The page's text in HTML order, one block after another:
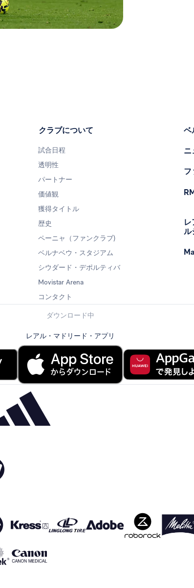
クラブについて
試合日程
透明性
パートナー
価値観
獲得タイトル
歴史
ペーニャ（ファンクラブ)
ベルナベウ・スタジアム
シウダード・デポルティバ
Movistar Arena
コンタクト
ベ
ニ
フ
ル
ダウンロード中
レアル・マドリード・アプリ